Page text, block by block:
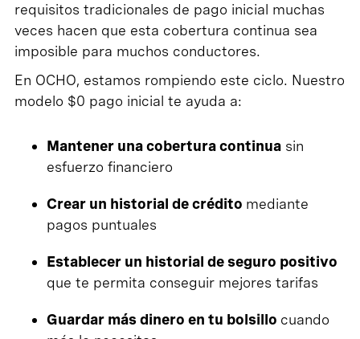
requisitos tradicionales de pago inicial muchas
veces hacen que esta cobertura continua sea
imposible para muchos conductores.
En OCHO, estamos rompiendo este ciclo. Nuestro
modelo $0 pago inicial te ayuda a:
Mantener una cobertura continuasin
esfuerzo financiero
Crear un historial de crédito mediante
pagos puntuales
Establecer un historial de seguro positivo
que te permita conseguir mejores tarifas
Guardar más dinero en tu bolsillo cuando